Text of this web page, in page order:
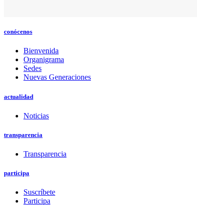
conócenos
Bienvenida
Organigrama
Sedes
Nuevas Generaciones
actualidad
Noticias
transparencia
Transparencia
participa
Suscríbete
Participa